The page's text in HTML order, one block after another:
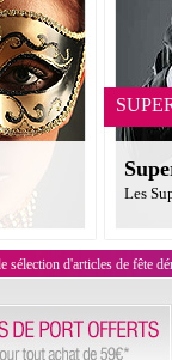
Les
d'articles de fête